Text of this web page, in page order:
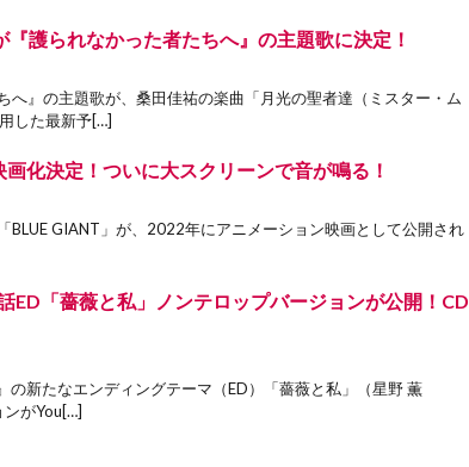
護られなかった者たちへ』の主題歌に決定！
へ』の主題歌が、桑田佳祐の楽曲「月光の聖者達（ミスター・ム
した最新予[…]
化決定！ついに大スクリーンで音が鳴る！
BLUE GIANT」が、2022年にアニメーション映画として公開され
ED「薔薇と私」ノンテロップバージョンが公開！CD
の新たなエンディングテーマ（ED）「薔薇と私」（星野 薫
がYou[…]